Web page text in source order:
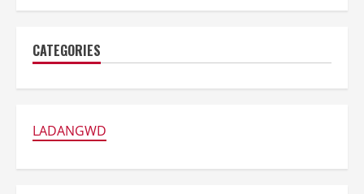
CATEGORIES
LADANGWD